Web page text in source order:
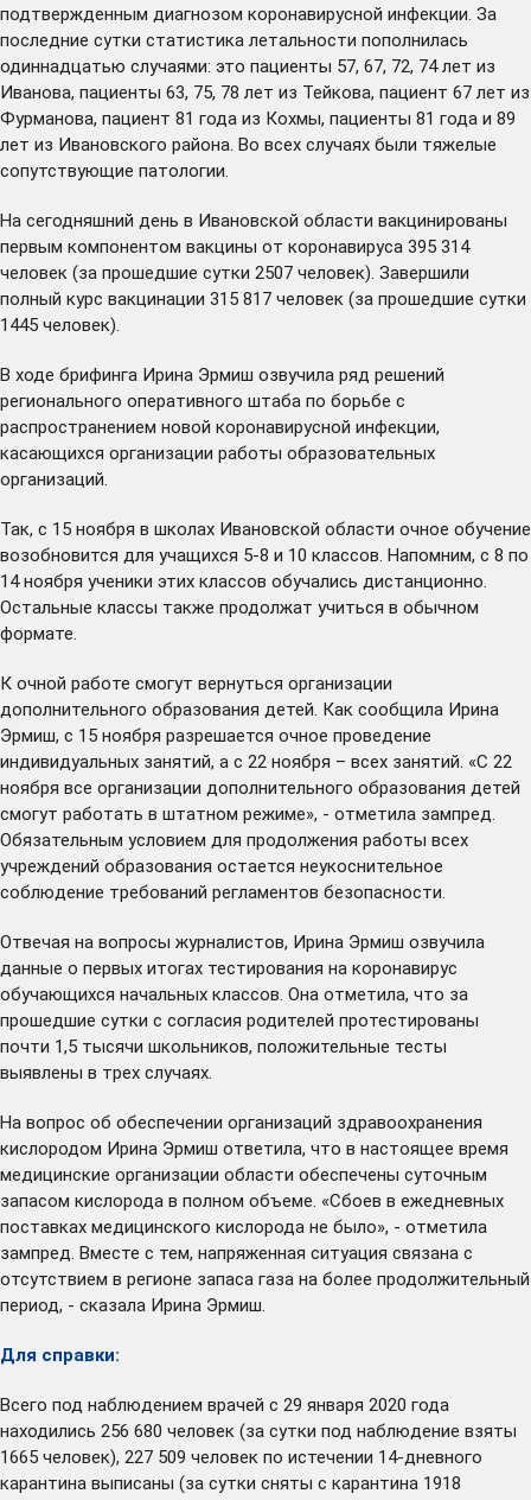
подтвержденным диагнозом коронавирусной инфекции. За
последние сутки статистика летальности пополнилась
одиннадцатью случаями: это пациенты 57, 67, 72, 74 лет из
Иванова, пациенты 63, 75, 78 лет из Тейкова, пациент 67 лет из
Фурманова, пациент 81 года из Кохмы, пациенты 81 года и 89
лет из Ивановского района. Во всех случаях были тяжелые
сопутствующие патологии.
На сегодняшний день в Ивановской области вакцинированы
первым компонентом вакцины от коронавируса 395 314
человек (за прошедшие сутки 2507 человек). Завершили
полный курс вакцинации 315 817 человек (за прошедшие сутки
1445 человек).
В ходе брифинга Ирина Эрмиш озвучила ряд решений
регионального оперативного штаба по борьбе с
распространением новой коронавирусной инфекции,
касающихся организации работы образовательных
организаций.
Так, с 15 ноября в школах Ивановской области очное обучение
возобновится для учащихся 5-8 и 10 классов. Напомним, с 8 по
14 ноября ученики этих классов обучались дистанционно.
Остальные классы также продолжат учиться в обычном
формате.
К очной работе смогут вернуться организации
дополнительного образования детей. Как сообщила Ирина
Эрмиш, с 15 ноября разрешается очное проведение
индивидуальных занятий, а с 22 ноября – всех занятий. «С 22
ноября все организации дополнительного образования детей
смогут работать в штатном режиме», - отметила зампред.
Обязательным условием для продолжения работы всех
учреждений образования остается неукоснительное
соблюдение требований регламентов безопасности.
Отвечая на вопросы журналистов, Ирина Эрмиш озвучила
данные о первых итогах тестирования на коронавирус
обучающихся начальных классов. Она отметила, что за
прошедшие сутки с согласия родителей протестированы
почти 1,5 тысячи школьников, положительные тесты
выявлены в трех случаях.
На вопрос об обеспечении организаций здравоохранения
кислородом Ирина Эрмиш ответила, что в настоящее время
медицинские организации области обеспечены суточным
запасом кислорода в полном объеме. «Сбоев в ежедневных
поставках медицинского кислорода не было», - отметила
зампред. Вместе с тем, напряженная ситуация связана с
отсутствием в регионе запаса газа на более продолжительный
период, - сказала Ирина Эрмиш.
Для справки:
Всего под наблюдением врачей с 29 января 2020 года
находились 256 680 человек (за сутки под наблюдение взяты
1665 человек), 227 509 человек по истечении 14-дневного
карантина выписаны (за сутки сняты с карантина 1918